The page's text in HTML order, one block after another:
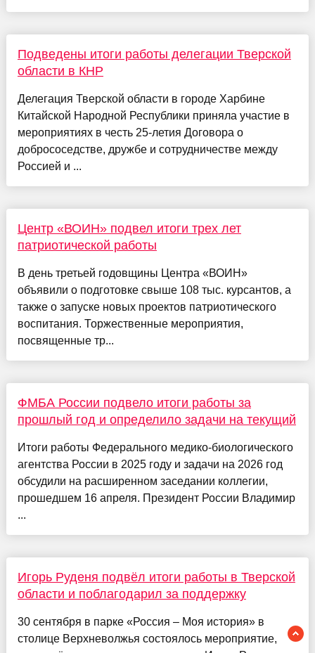
Подведены итоги работы делегации Тверской
области в КНР
Делегация Тверской области в городе Харбине
Китайской Народной Республики приняла участие в
мероприятиях в честь 25-летия Договора о
добрососедстве, дружбе и сотрудничестве между
Россией и ...
Центр «ВОИН» подвел итоги трех лет
патриотической работы
В день третьей годовщины Центра «ВОИН»
объявили о подготовке свыше 108 тыс. курсантов, а
также о запуске новых проектов патриотического
воспитания. Торжественные мероприятия,
посвященные тр...
ФМБА России подвело итоги работы за
прошлый год и определило задачи на текущий
Итоги работы Федерального медико-биологического
агентства России в 2025 году и задачи на 2026 год
обсудили на расширенном заседании коллегии,
прошедшем 16 апреля. Президент России Владимир
...
Игорь Руденя подвёл итоги работы в Тверской
области и поблагодарил за поддержку
30 сентября в парке «Россия – Моя история» в
столице Верхневолжья состоялось мероприятие,